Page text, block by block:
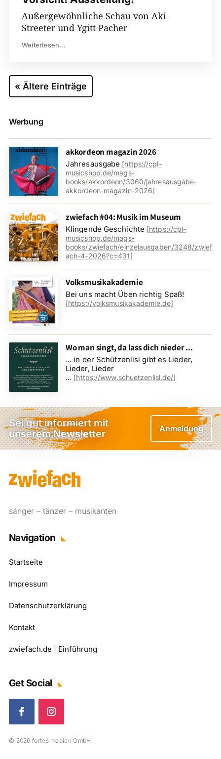
Außergewöhnliche Schau von Aki
Streeter und Ygitt Pacher
Weiterlesen...
« Ältere Einträge
Werbung
akkordeon magazin 2026
Jahresausgabe [https://cpl-
musicshop.de/mags-
books/akkordeon/3060/jahresausgabe-
akkordeon-magazin-2026]
zwiefach #04: Musik im Museum
Klingende Geschichte [https://cpl-
musicshop.de/mags-
books/zwiefach/einzelausgaben/3248/zwief
ach-4-2026?c=431]
Volksmusikakademie
Bei uns macht Üben richtig Spaß!
[https://volksmusikakademie.de]
Wo man singt, da lass dich nieder ...
... in der Schützenlisl gibt es Lieder,
Lieder, Lieder
... [https://www.schuetzenlisl.de/]
Sei gut informiert mit
unserem Newsletter
Anmeldung
sänger – tänzer – musikanten
Navigation
Startseite
Impressum
Datenschutzerklärung
Kontakt
zwiefach.de | Einführung
Get Social
© 2026 fortes medien GmbH